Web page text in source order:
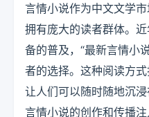
言情小说作为中文文学
拥有庞大的读者群体。
备的普及，“最新言情小
者的选择。这种阅读方式
让人们可以随时随地沉
言情小说的创作和传播注